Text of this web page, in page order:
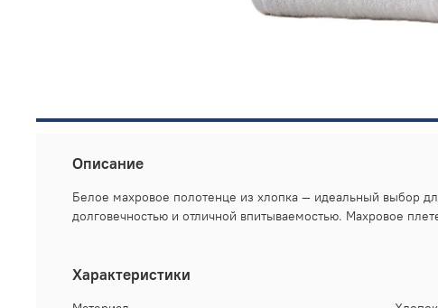
Описание
Белое махровое полотенце из хлопка — идеальный выбор
долговечностью и отличной впитываемостью. Махровое
Характеристики